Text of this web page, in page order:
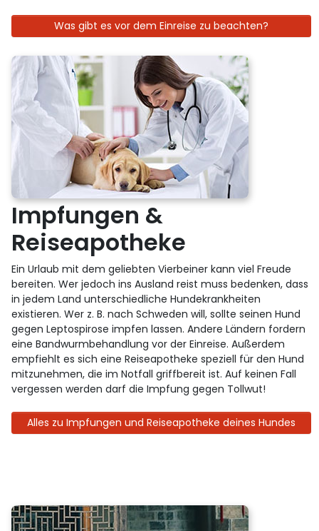
Was gibt es vor dem Einreise zu beachten?
Impfungen &
Reiseapotheke
Ein Urlaub mit dem geliebten Vierbeiner kann viel Freude
bereiten. Wer jedoch ins Ausland reist muss bedenken, dass
in jedem Land unterschiedliche Hundekrankheiten
existieren. Wer z. B. nach Schweden will, sollte seinen Hund
gegen Leptospirose impfen lassen. Andere Ländern fordern
eine Bandwurmbehandlung vor der Einreise. Außerdem
empfiehlt es sich eine Reiseapotheke speziell für den Hund
mitzunehmen, die im Notfall griffbereit ist. Auf keinen Fall
vergessen werden darf die Impfung gegen Tollwut!
Alles zu Impfungen und Reiseapotheke deines Hundes